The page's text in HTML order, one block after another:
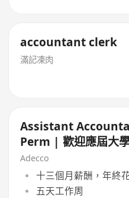
accountant clerk
滿記凍肉
Assistant
Perm | 歡迎應屆大
Adecco
十三個月薪酬，年終
五天工作周